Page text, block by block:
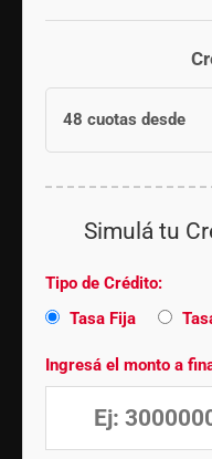
48 cuotas desde
Simulá tu
Tipo de Crédito:
Tasa Fija
Ingresá el monto a